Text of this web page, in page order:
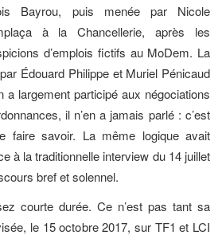
Bayrou, puis menée par Nicole
à la Chancellerie, après les
d’emplois fictifs au MoDem. La
Édouard Philippe et Muriel Pénicaud
largement participé aux négociations
il n’en a jamais parlé : c’est
faire savoir. La même logique avait
à la traditionnelle interview du 14 juillet
bref et solennel.
courte durée. Ce n’est pas tant sa
le 15 octobre 2017, sur TF1 et LCI